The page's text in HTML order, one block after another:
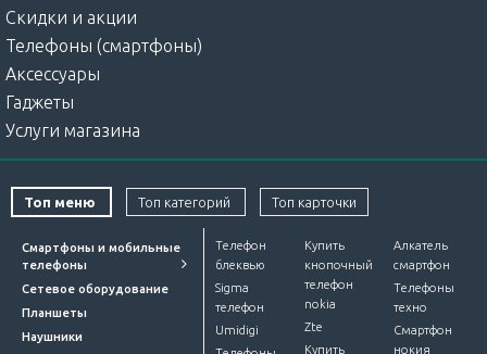
Скидки и акции
Телефоны (смартфоны)
Аксессуары
Гаджеты
Услуги магазина
Топ меню Топ категорий Топ карточки
Смартфоны и мобильные
телефоны
Сетевое оборудование
Планшеты
Наушники
Телефон
блеквью
Sigma
телефон
Umidigi
Купить
кнопочный
телефон
nokia
Zte
Купить
Алкатель
смартфон
Телефоны
техно
Смартфон
нокия